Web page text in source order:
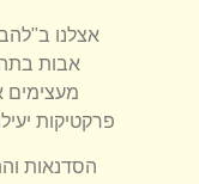
אצלנו
אבות
מעצימים
פרקטיקות
הסדנאות